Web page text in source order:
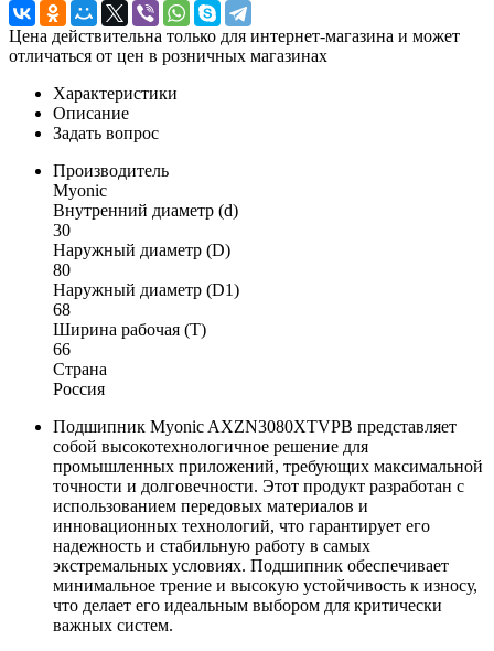
Цена действительна только для интернет-магазина и может
отличаться от цен в розничных магазинах
Характеристики
Описание
Задать вопрос
Производитель
Myonic
Внутренний диаметр (d)
30
Наружный диаметр (D)
80
Наружный диаметр (D1)
68
Ширина рабочая (T)
66
Страна
Россия
Подшипник Myonic AXZN3080XTVPB представляет
собой высокотехнологичное решение для
промышленных приложений, требующих максимальной
точности и долговечности. Этот продукт разработан с
использованием передовых материалов и
инновационных технологий, что гарантирует его
надежность и стабильную работу в самых
экстремальных условиях. Подшипник обеспечивает
минимальное трение и высокую устойчивость к износу,
что делает его идеальным выбором для критически
важных систем.